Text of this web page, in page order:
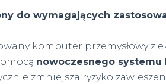
do wymagających
komputer przemysłowy z
nowoczesnego systemu
zmniejsza ryzyko